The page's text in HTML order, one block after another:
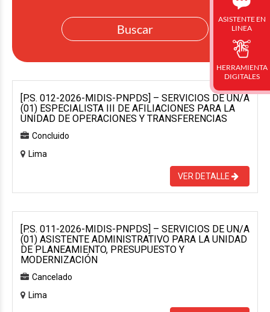
[P.S. 012-2026-MIDIS-PNPDS] – SERVICIOS DE UN/A
(01) ESPECIALISTA III DE AFILIACIONES PARA LA
UNIDAD DE OPERACIONES Y TRANSFERENCIAS
Concluido
Lima
VER DETALLE
[P.S. 011-2026-MIDIS-PNPDS] – SERVICIOS DE UN/A
(01) ASISTENTE ADMINISTRATIVO PARA LA UNIDAD
DE PLANEAMIENTO, PRESUPUESTO Y
MODERNIZACIÓN
Cancelado
Lima
ASISTENTE EN
LINEA
HERRAMIENTA
DIGITALES